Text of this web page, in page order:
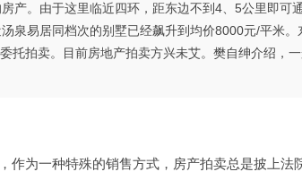
产。由于这里临近四环，距东边不到4、5公里即可
泉易居同档次的别墅已经飙升到均价8000元/平米。
托拍卖。目前房地产拍卖方兴未艾。樊自绅介绍，
作为一种特殊的销售方式，房产拍卖总是披上法